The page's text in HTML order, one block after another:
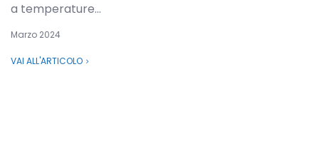
a temperature...
Marzo 2024
VAI ALL'ARTICOLO